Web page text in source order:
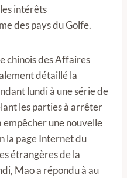
intérêts
des pays du Golfe.
chinois des Affaires
détaillé la
lundi à une série de
les parties à arrêter
une nouvelle
la page Internet du
étrangères de la
Mao a répondu à au